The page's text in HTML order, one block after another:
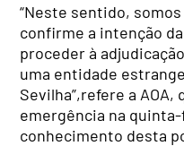
“Neste sentido,
confirme a intenção
proceder à
uma entidade
Sevilha”,refere a AOA,
emergência na
conhecimento desta